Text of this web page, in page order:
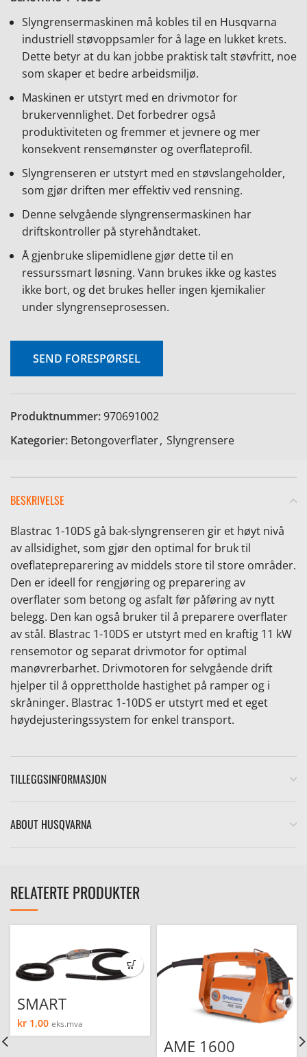
Slyngrensermaskinen må kobles til en Husqvarna
industriell støvoppsamler for å lage en lukket krets.
Dette betyr at du kan jobbe praktisk talt støvfritt, noe
som skaper et bedre arbeidsmiljø.
Maskinen er utstyrt med en drivmotor for
brukervennlighet. Det forbedrer også
produktiviteten og fremmer et jevnere og mer
konsekvent rensemønster og overflateprofil.
Slyngrenseren er utstyrt med en støvslangeholder,
som gjør driften mer effektiv ved rensning.
Denne selvgående slyngrensermaskinen har
driftskontroller på styrehåndtaket.
Å gjenbruke slipemidlene gjør dette til en
ressurssmart løsning. Vann brukes ikke og kastes
ikke bort, og det brukes heller ingen kjemikalier
under slyngrenseprosessen.
SEND FORESPØRSEL
Produktnummer:970691002
Kategorier: Betongoverflater, Slyngrensere
BESKRIVELSE
Blastrac 1-10DS gå bak-slyngrenseren gir et høyt nivå
av allsidighet, som gjør den optimal for bruk til
oveflatepreparering av middels store til store områder.
Den er ideell for rengjøring og preparering av
overflater som betong og asfalt før påføring av nytt
belegg. Den kan også bruker til å preparere overflater
av stål. Blastrac 1-10DS er utstyrt med en kraftig 11 kW
rensemotor og separat drivmotor for optimal
manøvrerbarhet. Drivmotoren for selvgående drift
hjelper til å opprettholde hastighet på ramper og i
skråninger. Blastrac 1-10DS er utstyrt med et eget
høydejusteringssystem for enkel transport.
TILLEGGSINFORMASJON
ABOUT HUSQVARNA
RELATERTE PRODUKTER
SMART
kr 1,00 eks.mva
AME 1600